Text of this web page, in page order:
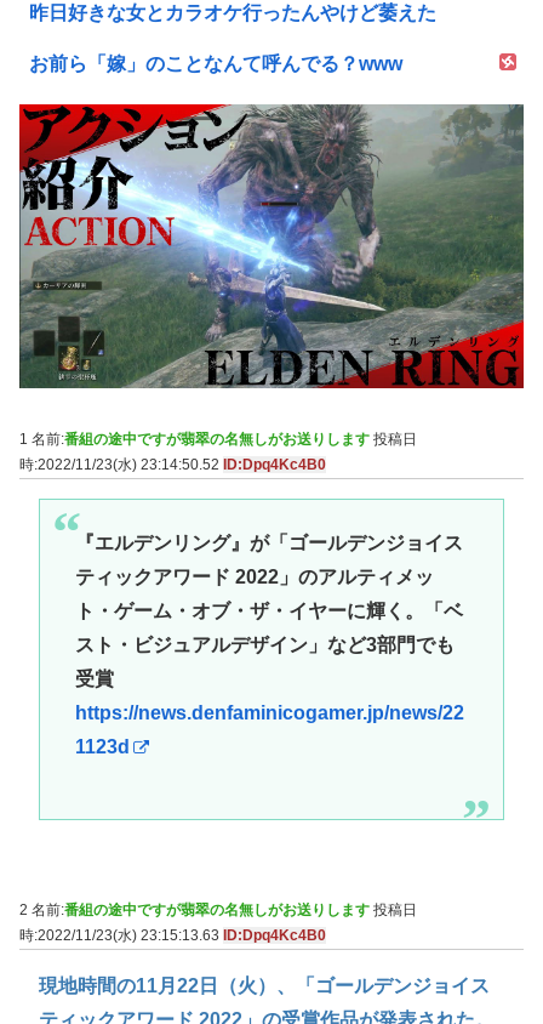
昨日好きな女とカラオケ行ったんやけど萎えた
お前ら「嫁」のことなんて呼んでる？www
1 名前:番組の途中ですが翡翠の名無しがお送りします 投稿日
時:2022/11/23(水) 23:14:50.52 ID:Dpq4Kc4B0
『エルデンリング』が「ゴールデンジョイス
ティックアワード 2022」のアルティメッ
ト・ゲーム・オブ・ザ・イヤーに輝く。「ベ
スト・ビジュアルデザイン」など3部門でも
受賞
https://news.denfaminicogamer.jp/news/22
1123d
2 名前:番組の途中ですが翡翠の名無しがお送りします 投稿日
時:2022/11/23(水) 23:15:13.63 ID:Dpq4Kc4B0
現地時間の11月22日（火）、「ゴールデンジョイス
ティックアワード 2022」の受賞作品が発表された。